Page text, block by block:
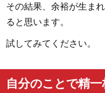
その結果、余裕が生ま
ると思います。
試してみてください。
自分のことで精